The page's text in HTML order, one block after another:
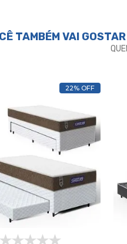
TAMBÉM VAI GOSTAR
22% OFF